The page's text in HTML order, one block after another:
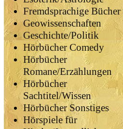
Fremdsprachige Bücher
Geowissenschaften
Geschichte/Politik
Hörbücher Comedy
Hörbücher
Romane/Erzählungen
Hörbücher
Sachtitel/Wissen
Hörbücher Sonstiges
Hörspiele für